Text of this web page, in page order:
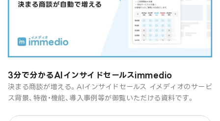
3分で分かるAIインサイドセールスimmedio
決まる商談が増える。AIインサイドセールス イメディオのサービ
ス背景、特徴・機能、導入事例等が御覧いただける資料です。